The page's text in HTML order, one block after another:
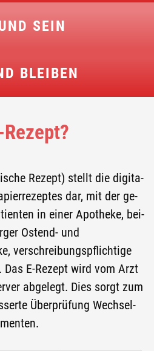
SEIN
BLEIBEN
Re­zept) stellt die di­gi­ta­
dar, mit der ge­
in einer Apo­the­ke, bei­
Ostend-​ und
ver­schrei­bungs­pflich­ti­ge
E-​Rezept wird vom Arzt
ab­ge­legt. Dies sorgt zum
Über­prü­fung Wech­sel­